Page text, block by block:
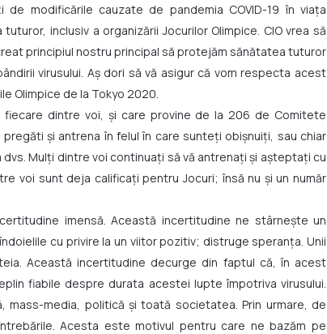
modificările cauzate de pandemia COVID-19 în viața
inclusiv a organizării Jocurilor Olimpice. CIO vrea să
principiul nostru principal să protejăm sănătatea tuturor
virusului. Aș dori să vă asigur că vom respecta acest
Olimpice de la Tokyo 2020.
dintre voi, și care provine de la 206 de Comitete
și antrena în felul în care sunteți obișnuiți, sau chiar
dvs. Mulți dintre voi continuați să vă antrenați și așteptați cu
voi sunt deja calificați pentru Jocuri; însă nu și un număr
imensă. Această incertitudine ne stârnește un
cu privire la un viitor pozitiv; distruge speranța. Unii
Această incertitudine decurge din faptul că, în acest
fiabile despre durata acestei lupte împotriva virusului.
media, politică și toată societatea. Prin urmare, de
Acesta este motivul pentru care ne bazăm pe